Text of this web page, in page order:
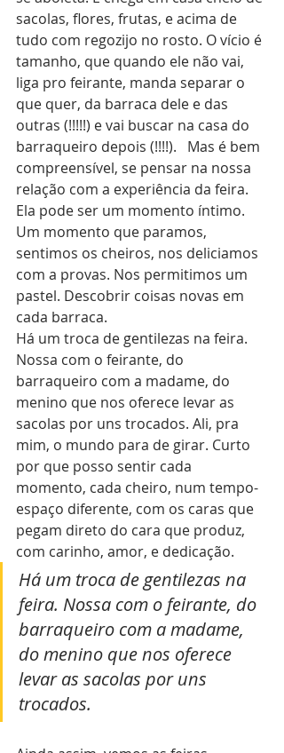
sacolas, flores, frutas, e acima de
tudo com regozijo no rosto. O vício é
tamanho, que quando ele não vai,
liga pro feirante, manda separar o
que quer, da barraca dele e das
outras (!!!!!) e vai buscar na casa do
barraqueiro depois (!!!!).   Mas é bem
compreensível, se pensar na nossa
relação com a experiência da feira.
Ela pode ser um momento íntimo.
Um momento que paramos,
sentimos os cheiros, nos deliciamos
com a provas. Nos permitimos um
pastel. Descobrir coisas novas em
cada barraca.
Há um troca de gentilezas na feira.
Nossa com o feirante, do
barraqueiro com a madame, do
menino que nos oferece levar as
sacolas por uns trocados. Ali, pra
mim, o mundo para de girar. Curto
por que posso sentir cada
momento, cada cheiro, num tempo-
espaço diferente, com os caras que
pegam direto do cara que produz,
com carinho, amor, e dedicação.
Há um troca de gentilezas na
feira. Nossa com o feirante, do
barraqueiro com a madame,
do menino que nos oferece
levar as sacolas por uns
trocados.